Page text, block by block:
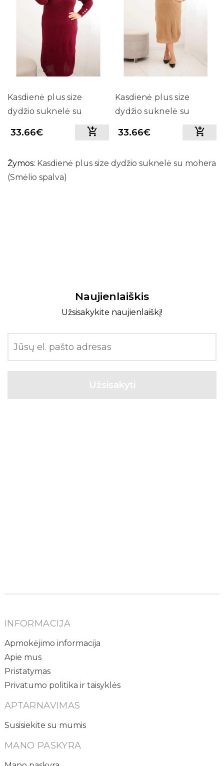
Kasdienė plus size
dydžio suknelė su
33.66€
Kasdienė plus size
dydžio suknelė su
mohera (Šviesiai ruda)
33.66€
Žymos: Kasdienė plus size dydžio suknelė su mohera
(Smėlio spalva)
Naujienlaiškis
Užsisakykite naujienlaiškį!
INFORMACIJA
Apmokėjimo informacija
Apie mus
Pristatymas
Privatumo politika ir taisyklės
APTARNAVIMAS
Susisiekite su mumis
MANO PASKYRA